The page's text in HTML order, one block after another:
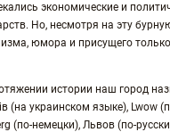
экономические и
Но, несмотря на эту
юмора и присущего
истории наш город
(на украинском языке), Lwow
(по-немецки), Львов (по-